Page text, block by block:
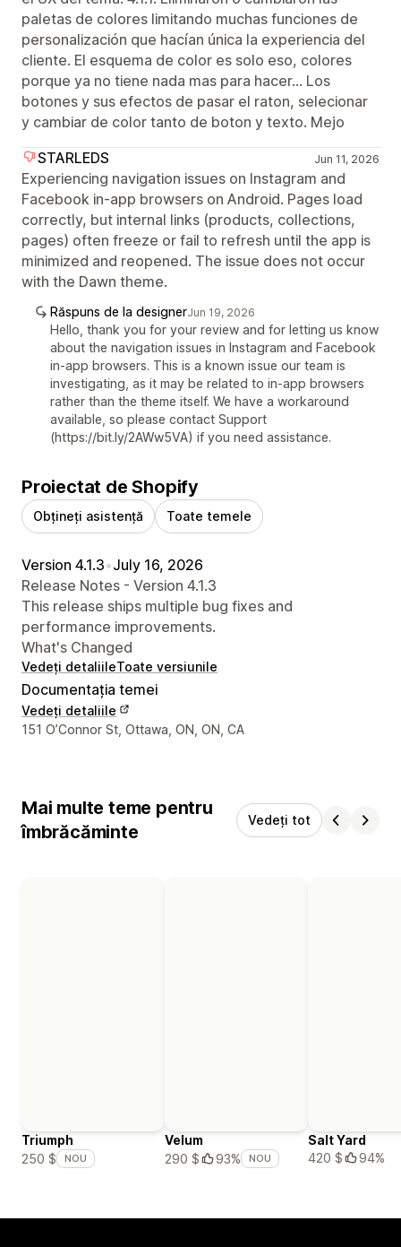
paletas de colores limitando muchas funciones de
personalización que hacían única la experiencia del
cliente. El esquema de color es solo eso, colores
porque ya no tiene nada mas para hacer... Los
botones y sus efectos de pasar el raton, selecionar
y cambiar de color tanto de boton y texto. Mejo
STARLEDS
Jun 11, 2026
Experiencing navigation issues on Instagram and
Facebook in-app browsers on Android. Pages load
correctly, but internal links (products, collections,
pages) often freeze or fail to refresh until the app is
minimized and reopened. The issue does not occur
with the Dawn theme.
Răspuns de la designerJun 19, 2026
Hello, thank you for your review and for letting us know
about the navigation issues in Instagram and Facebook
in-app browsers. This is a known issue our team is
investigating, as it may be related to in-app browsers
rather than the theme itself. We have a workaround
available, so please contact Support
(https://bit.ly/2AWw5VA) if you need assistance.
Proiectat de Shopify
Obțineți asistență Toate temele
Version 4.1.3•July 16, 2026
Release Notes - Version 4.1.3
This release ships multiple bug fixes and
performance improvements.
What's Changed
Vedeți detaliileToate versiunile
Documentația temei
Vedeți detaliile
Detaliile de contact ale designerului
151 O’Connor St, Ottawa, ON, ON, CA
Mai multe teme pentru
îmbrăcăminte
Vedeți tot
Triumph
250 $
NOU
Velum
290 $
93% NOU
Salt Yard
420 $
94%